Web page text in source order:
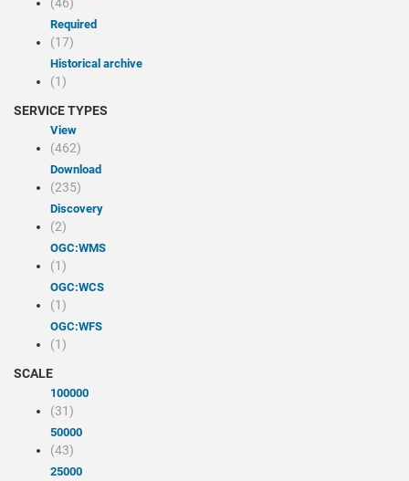
Required
(17)
Historical archive
(1)
SERVICE TYPES
view
(462)
Download
(235)
discovery
(2)
OGC:WMS
(1)
OGC:WCS
(1)
OGC:WFS
(1)
SCALE
100000
(31)
50000
(43)
25000